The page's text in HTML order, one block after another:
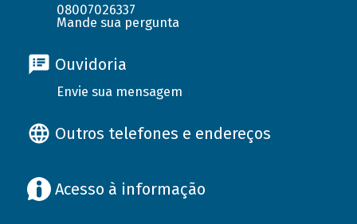
08007026337
Mande sua pergunta
Ouvidoria
Envie sua mensagem
Outros telefones e endereços
Acesso à informação